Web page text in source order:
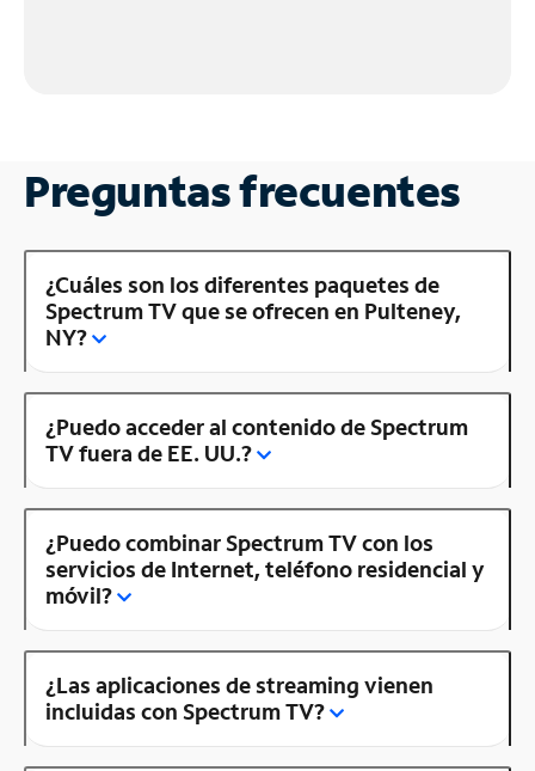
Preguntas frecuentes
¿Cuáles son los diferentes paquetes de
Spectrum TV que se ofrecen en Pulteney,
NY?
¿Puedo acceder al contenido de Spectrum
TV fuera de EE. UU.?
¿Puedo combinar Spectrum TV con los
servicios de Internet, teléfono residencial y
móvil?
¿Las aplicaciones de streaming vienen
incluidas con Spectrum TV?